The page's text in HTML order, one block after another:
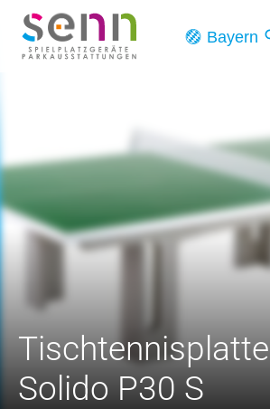
Skip to main content
Bayern
Tischtennisplatte
Solido P30 S